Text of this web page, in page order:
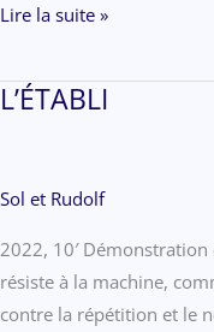
SORTIE
Lire la suite »
L’ÉTABLI
Sol et Rudolf
2022, 10′
résiste à la machine,
contre la répétition et le